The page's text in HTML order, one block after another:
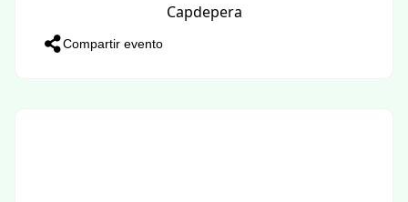
Capdepera
Compartir evento